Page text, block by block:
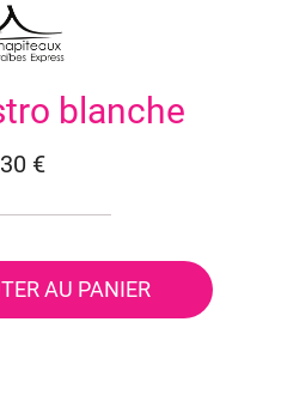
blanche
€
AU PANIER